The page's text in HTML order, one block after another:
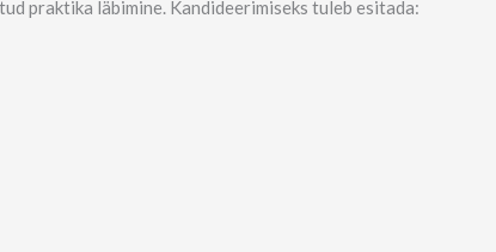
praktika läbimine. Kandideerimiseks tuleb esitada: